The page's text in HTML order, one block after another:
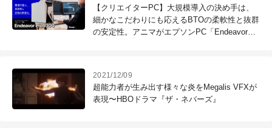
【クリエイターPC】大規模導入の決め手は、
細かなこだわりにも応えるBTOの柔軟性と抜群
の安定性。アニマがエプソンPC「Endeavor
2021/12/09
超能力者が生み出す様々な炎をMegalis VFXが
表現〜HBOドラマ『ザ・ネバーズ』